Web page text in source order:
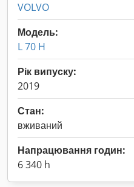
VOLVO
Модель:
L 70 H
Рік випуску:
2019
Стан:
вживаний
Напрацювання годин:
6 340 h